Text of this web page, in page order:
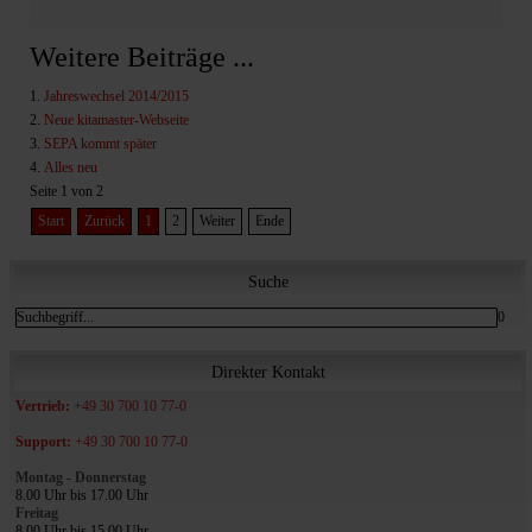
Weitere Beiträge ...
Jahreswechsel 2014/2015
Neue kitamaster-Webseite
SEPA kommt später
Alles neu
Seite 1 von 2
Start
Zurück 1 2 Weiter Ende
Suche
0
Direkter Kontakt
Vertrieb: +49 30 700 10 77-0
Support: +49 30 700 10 77-0
Montag - Donnerstag
8.00 Uhr bis 17.00 Uhr
Freitag